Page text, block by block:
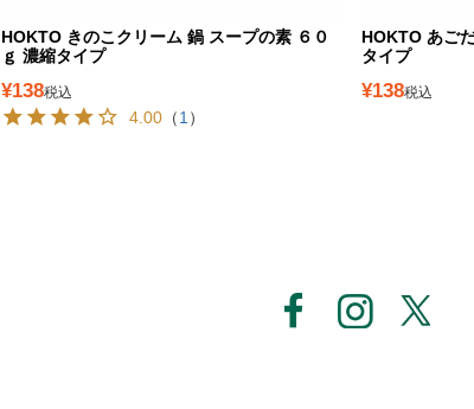
HOKTO きのこクリーム 鍋 スープの素 ６０
ｇ 濃縮タイプ
¥138税込
4.00 （1 ）
HOKTO あご
タイプ
¥138税込